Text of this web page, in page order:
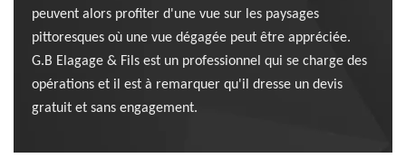
peuvent alors profiter d'une vue sur les paysages
pittoresques où une vue dégagée peut être appréciée.
G.B Elagage & Fils est un professionnel qui se charge des
opérations et il est à remarquer qu'il dresse un devis
gratuit et sans engagement.